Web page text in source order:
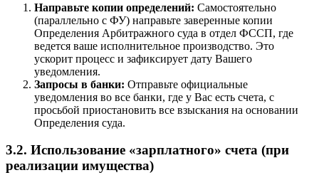
Направьте копии определений: Самостоятельно
(параллельно с ФУ) направьте заверенные копии
Определения Арбитражного суда в отдел ФССП, где
ведется ваше исполнительное производство. Это
ускорит процесс и зафиксирует дату Вашего
уведомления.
Запросы в банки: Отправьте официальные
уведомления во все банки, где у Вас есть счета, с
просьбой приостановить все взыскания на основании
Определения суда.
3.2. Использование «зарплатного» счета (при
реализации имущества)